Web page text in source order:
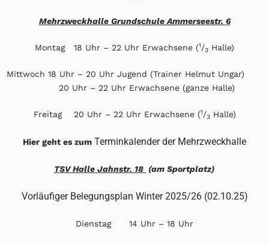
Mehrzweckhalle Grundschule Ammerseestr. 6
Montag 18 Uhr – 22 Uhr Erwachsene (1/3 Halle)
Mittwoch 18 Uhr – 20 Uhr Jugend (Trainer Helmut Ungar)
20 Uhr – 22 Uhr Erwachsene (ganze Halle)
Freitag 20 Uhr – 22 Uhr Erwachsene (1/3Halle)
Hier geht es zum Terminkalender der Mehrzweckhalle
TSV Halle Jahnstr. 18 (am Sportplatz)
Vorläufiger Belegungsplan Winter 2025/26 (02.10.25)
Dienstag 14 Uhr – 18 Uhr